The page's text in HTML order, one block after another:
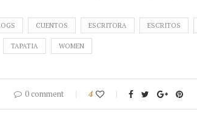
CUENTOS ESCRITORA ESCRITOS
TAPATIA WOMEN
0 comment 4